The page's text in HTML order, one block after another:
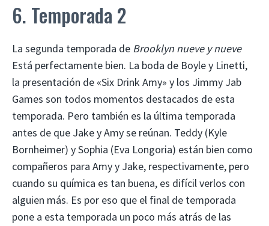
6. Temporada 2
La segunda temporada de Brooklyn nueve y nueve
Está perfectamente bien. La boda de Boyle y Linetti,
la presentación de «Six Drink Amy» y los Jimmy Jab
Games son todos momentos destacados de esta
temporada. Pero también es la última temporada
antes de que Jake y Amy se reúnan. Teddy (Kyle
Bornheimer) y Sophia (Eva Longoria) están bien como
compañeros para Amy y Jake, respectivamente, pero
cuando su química es tan buena, es difícil verlos con
alguien más. Es por eso que el final de temporada
pone a esta temporada un poco más atrás de las